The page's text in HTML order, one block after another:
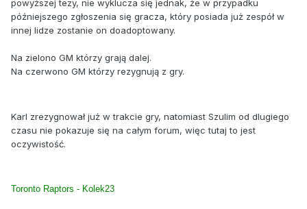
powyższej tezy, nie wyklucza się jednak, że w przypadku
późniejszego zgłoszenia się gracza, który posiada już zespół w
innej lidze zostanie on doadoptowany.
Na zielono GM którzy grają dalej.
Na czerwono GM którzy rezygnują z gry.
Karl zrezygnował już w trakcie gry, natomiast Szulim od dlugiego
czasu nie pokazuje się na całym forum, więc tutaj to jest
oczywistość.
Toronto Raptors - Kolek23